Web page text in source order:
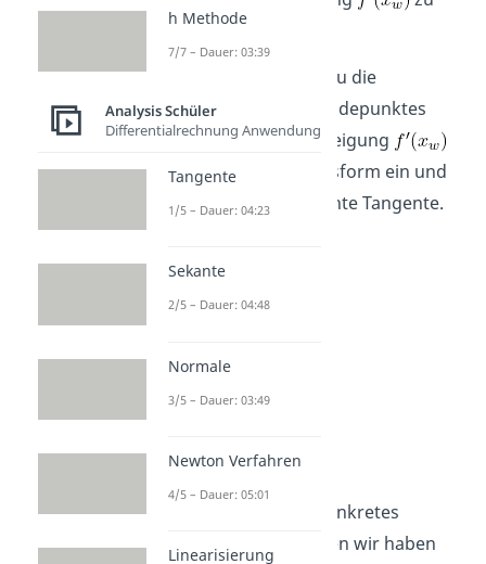
erhalten.
Jetzt setzt du die
Koordinaten des Wendepunktes
und die Steigung
in die Punktsteigungsform ein und
erhältst so die gesuchte Tangente.
Beispiel
Betrachten wir ein konkretes
Beispiel. Angenommen wir haben
h Methode
7/7 – Dauer: 03:39
Analysis Schüler
Differentialrechnung Anwendung
Tangente
1/5 – Dauer: 04:23
Sekante
2/5 – Dauer: 04:48
Normale
3/5 – Dauer: 03:49
Newton Verfahren
4/5 – Dauer: 05:01
Linearisierung